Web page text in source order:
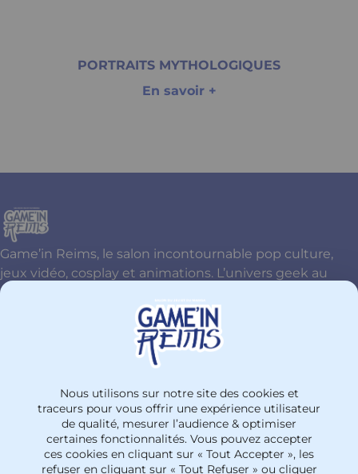
PORTRAITS MYTHOLOGIQUES
En savoir +
Game’in Reims, le salon incontournable pop culture,
jeux vidéo, cosplay et animations. L’univers geek au
cœur de Reims !
PARC DES EXPOSITIONS Site Henri Farman
51100 - Reims
France
Nous utilisons sur notre site des cookies et
traceurs pour vous offrir une expérience utilisateur
de qualité, mesurer l’audience & optimiser
certaines fonctionnalités. Vous pouvez accepter
ces cookies en cliquant sur « Tout Accepter », les
refuser en cliquant sur « Tout Refuser » ou cliquer